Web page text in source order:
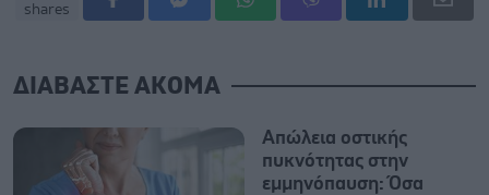
shares
ΔΙΑΒΑΣΤΕ ΑΚΟΜΑ
Απώλεια οστικής
πυκνότητας στην
εμμηνόπαυση: Όσα